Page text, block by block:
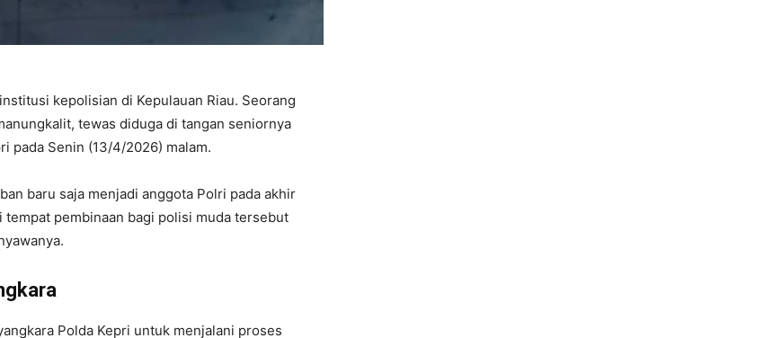
kepolisian di Kepulauan Riau. Seorang
tewas diduga di tangan seniornya
pada Senin (13/4/2026) malam.
baru saja menjadi anggota Polri pada akhir
pembinaan bagi polisi muda tersebut
Polda Kepri untuk menjalani proses